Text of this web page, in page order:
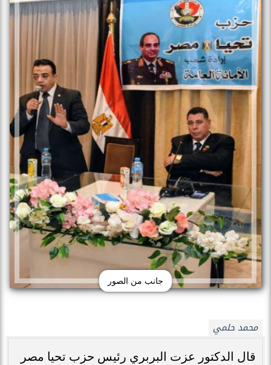
جانب من الصور
محمد حلمي
قال الدكتور عزت البربري رئيس حزب تحيا مصر